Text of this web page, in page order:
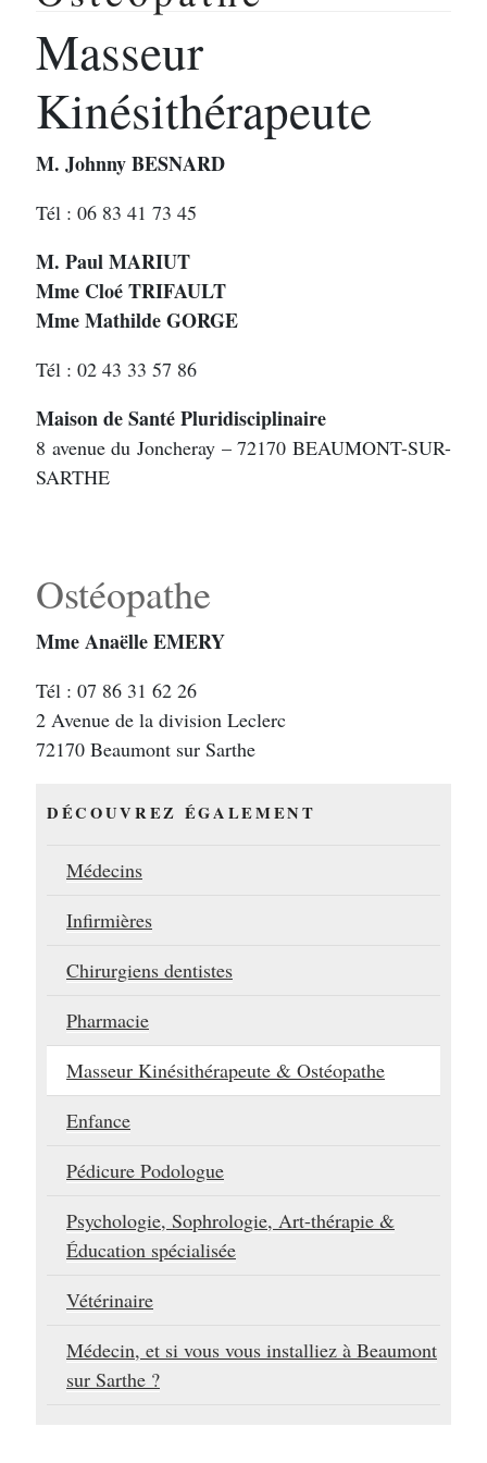
Masseur
Kinésithérapeute
M. Johnny BESNARD
Tél : 06 83 41 73 45
M. Paul MARIUT
Mme Cloé TRIFAULT
Mme Mathilde GORGE
Tél : 02 43 33 57 86
Maison de Santé Pluridisciplinaire
8 avenue du Joncheray – 72170 BEAUMONT-SUR-
SARTHE
Ostéopathe
Mme Anaëlle EMERY
Tél : 07 86 31 62 26
2 Avenue de la division Leclerc
72170 Beaumont sur Sarthe
DÉCOUVREZ ÉGALEMENT
Médecins
Infirmières
Chirurgiens dentistes
Pharmacie
Masseur Kinésithérapeute & Ostéopathe
Enfance
Pédicure Podologue
Psychologie, Sophrologie, Art-thérapie &
Éducation spécialisée
Vétérinaire
Médecin, et si vous vous installiez à Beaumont
sur Sarthe ?